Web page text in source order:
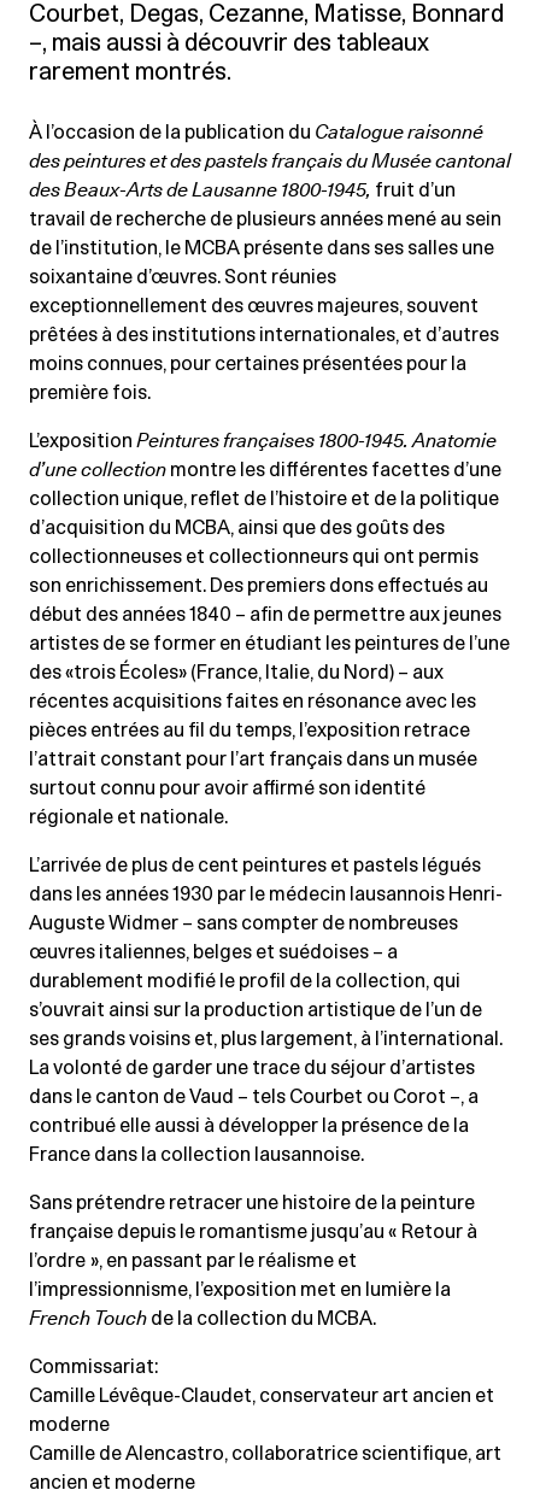
Courbet, Degas, Cezanne, Matisse, Bonnard
–, mais aussi à découvrir des tableaux
rarement montrés.
À l’occasion de la publication du Catalogue raisonné
des peintures et des pastels français du Musée cantonal
des Beaux-Arts de Lausanne 1800-1945, fruit d’un
travail de recherche de plusieurs années mené au sein
de l’institution, le MCBA présente dans ses salles une
soixantaine d’œuvres. Sont réunies
exceptionnellement des œuvres majeures, souvent
prêtées à des institutions internationales, et d’autres
moins connues, pour certaines présentées pour la
première fois.
L’exposition Peintures françaises 1800-1945. Anatomie
d’une collection montre les différentes facettes d’une
collection unique, reflet de l’histoire et de la politique
d’acquisition du MCBA, ainsi que des goûts des
collectionneuses et collectionneurs qui ont permis
son enrichissement. Des premiers dons effectués au
début des années 1840 – afin de permettre aux jeunes
artistes de se former en étudiant les peintures de l’une
des «trois Écoles» (France, Italie, du Nord) – aux
récentes acquisitions faites en résonance avec les
pièces entrées au fil du temps, l’exposition retrace
l’attrait constant pour l’art français dans un musée
surtout connu pour avoir affirmé son identité
régionale et nationale.
L’arrivée de plus de cent peintures et pastels légués
dans les années 1930 par le médecin lausannois Henri-
Auguste Widmer – sans compter de nombreuses
œuvres italiennes, belges et suédoises – a
durablement modifié le profil de la collection, qui
s’ouvrait ainsi sur la production artistique de l’un de
ses grands voisins et, plus largement, à l’international.
La volonté de garder une trace du séjour d’artistes
dans le canton de Vaud – tels Courbet ou Corot –, a
contribué elle aussi à développer la présence de la
France dans la collection lausannoise.
Sans prétendre retracer une histoire de la peinture
française depuis le romantisme jusqu’au « Retour à
l’ordre », en passant par le réalisme et
l’impressionnisme, l’exposition met en lumière la
French Touch de la collection du MCBA.
Commissariat:
Camille Lévêque-Claudet, conservateur art ancien et
moderne
Camille de Alencastro, collaboratrice scientifique, art
ancien et moderne